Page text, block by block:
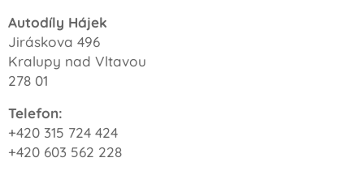
Autodíly Hájek
Jiráskova 496
Kralupy nad Vltavou
278 01
Telefon:
+420 315 724 424
+420 603 562 228